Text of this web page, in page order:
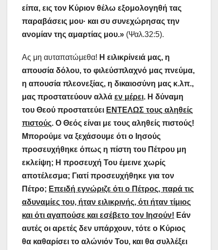
είπα, εις τον Κύριον θέλω εξομολογηθή τας
παραβάσεις μου· και συ συνεχώρησας την
ανομίαν της αμαρτίας μου.» (Ψαλ.32:5).
Ας μη αυταπατώμεθα! Η ειλικρίνειά μας, η
απουσία δόλου, το φιλεύσπλαχνό μας πνεύμα,
η απουσία πλεονεξίας, η δικαιοσύνη μας κ.λπ.,
μας προστατεύουν αλλά εν μέρει. Η δύναμη
του Θεού προστατεύει ΕΝΤΕΛΩΣ τους αληθείς
πιστούς. Ο Θεός είναι με τους αληθείς πιστούς!
Μπορούμε να ξεχάσουμε ότι ο Ιησούς
προσευχήθηκε όπως η πίστη του Πέτρου μη
εκλείψη; Η προσευχή Του έμεινε χωρίς
αποτέλεσμα; Γιατί προσευχήθηκε για τον
Πέτρο; Επειδή εγνώριζε ότι ο Πέτρος, παρά τις
αδυναμίες του, ήταν ειλικρινής, ότι ήταν τίμιος
και ότι αγαπούσε και εσέβετο τον Ιησούν! Εάν
αυτές οι αρετές δεν υπάρχουν, τότε ο Κύριος
θα καθαρίσει το αλώνιόν Του, και θα συλλέξει